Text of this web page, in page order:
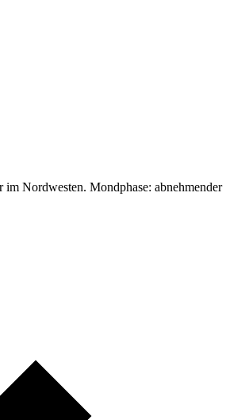
Nordwesten. Mondphase: abnehmender